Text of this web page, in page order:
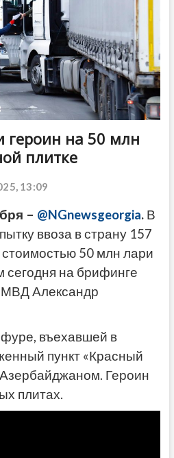
героин на 50 млн
плитке
13:09
– @NGnewsgeorgia.В
ввоза в страну 157
50 млн лари
сегодня на брифинге
Александр
въехавшей в
пункт «Красный
Героин
плитах.